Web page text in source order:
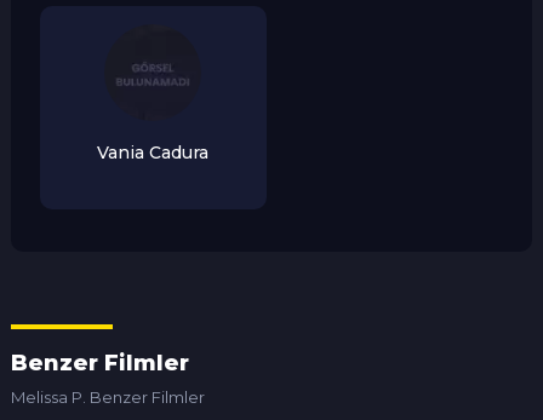
Vania Cadura
Benzer Filmler
Melissa P. Benzer Filmler